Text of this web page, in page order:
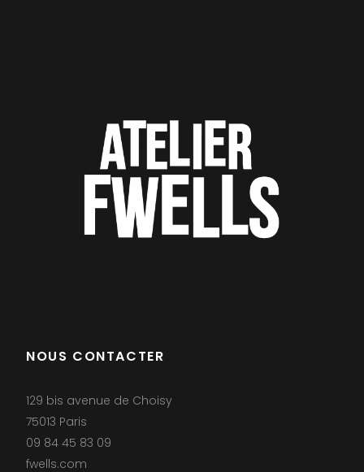
NOUS CONTACTER
129 bis avenue de Choisy
75013 Paris
09 84 45 83 09
fwells.com